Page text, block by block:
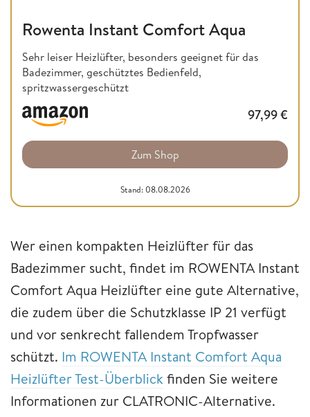
Rowenta Instant Comfort Aqua
Sehr leiser Heizlüfter, besonders geeignet für das
Badezimmer, geschütztes Bedienfeld,
spritzwassergeschützt
97,99€
Zum Shop
Stand: 08.08.2026
Wer einen kompakten Heizlüfter für das
Badezimmer sucht, findet im ROWENTA Instant
Comfort Aqua Heizlüfter eine gute Alternative,
die zudem über die Schutzklasse IP 21 verfügt
und vor senkrecht fallendem Tropfwasser
schützt. Im ROWENTA Instant Comfort Aqua
Heizlüfter Test-Überblick finden Sie weitere
Informationen zur CLATRONIC-Alternative.